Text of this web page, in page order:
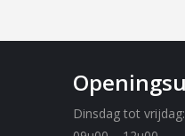
Dinsdag tot vrijdag: